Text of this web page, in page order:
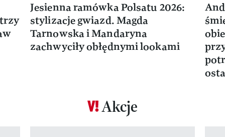
Jesienna ramówka Polsatu 2026:
stylizacje gwiazd. Magda
Tarnowska i Mandaryna
zachwyciły obłędnymi lookami
Akcje